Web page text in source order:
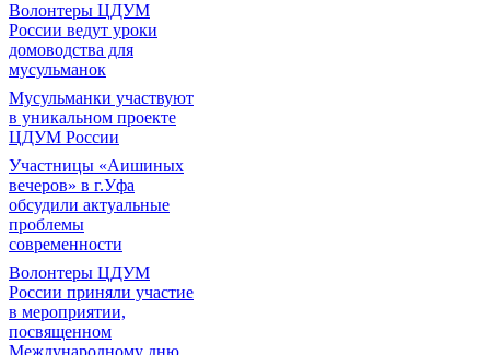
Волонтеры ЦДУМ
России ведут уроки
домоводства для
мусульманок
Мусульманки участвуют
в уникальном проекте
ЦДУМ России
Участницы «Аишиных
вечеров» в г.Уфа
обсудили актуальные
проблемы
современности
Волонтеры ЦДУМ
России приняли участие
в мероприятии,
посвященном
Международному дню